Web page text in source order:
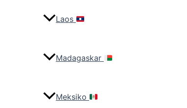
Laos
Madagaskar
Meksiko